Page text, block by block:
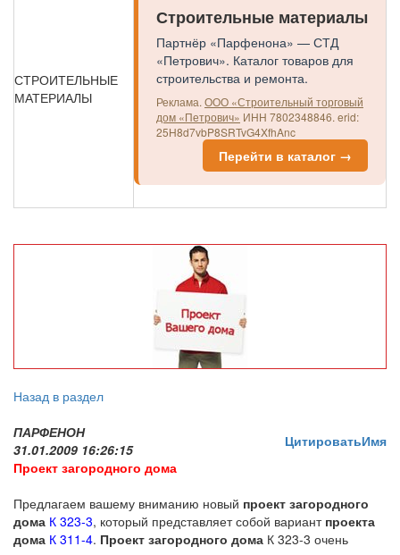
СТРОИТЕЛЬНЫЕ
МАТЕРИАЛЫ
Строительные материалы
Партнёр «Парфенона» — СТД
«Петрович». Каталог товаров для
строительства и ремонта.
Реклама. ООО «Строительный торговый
дом «Петрович» ИНН 7802348846. erid:
25H8d7vbP8SRTvG4XfhAnc
Перейти в каталог →
Назад в раздел
ПАРФЕНОН
31.01.2009 16:26:15
ЦитироватьИмя
Проект загородного дома
Предлагаем вашему вниманию новый проект загородного
дома К 323-3, который представляет собой вариант проекта
дома К 311-4. Проект загородного дома К 323-3 очень